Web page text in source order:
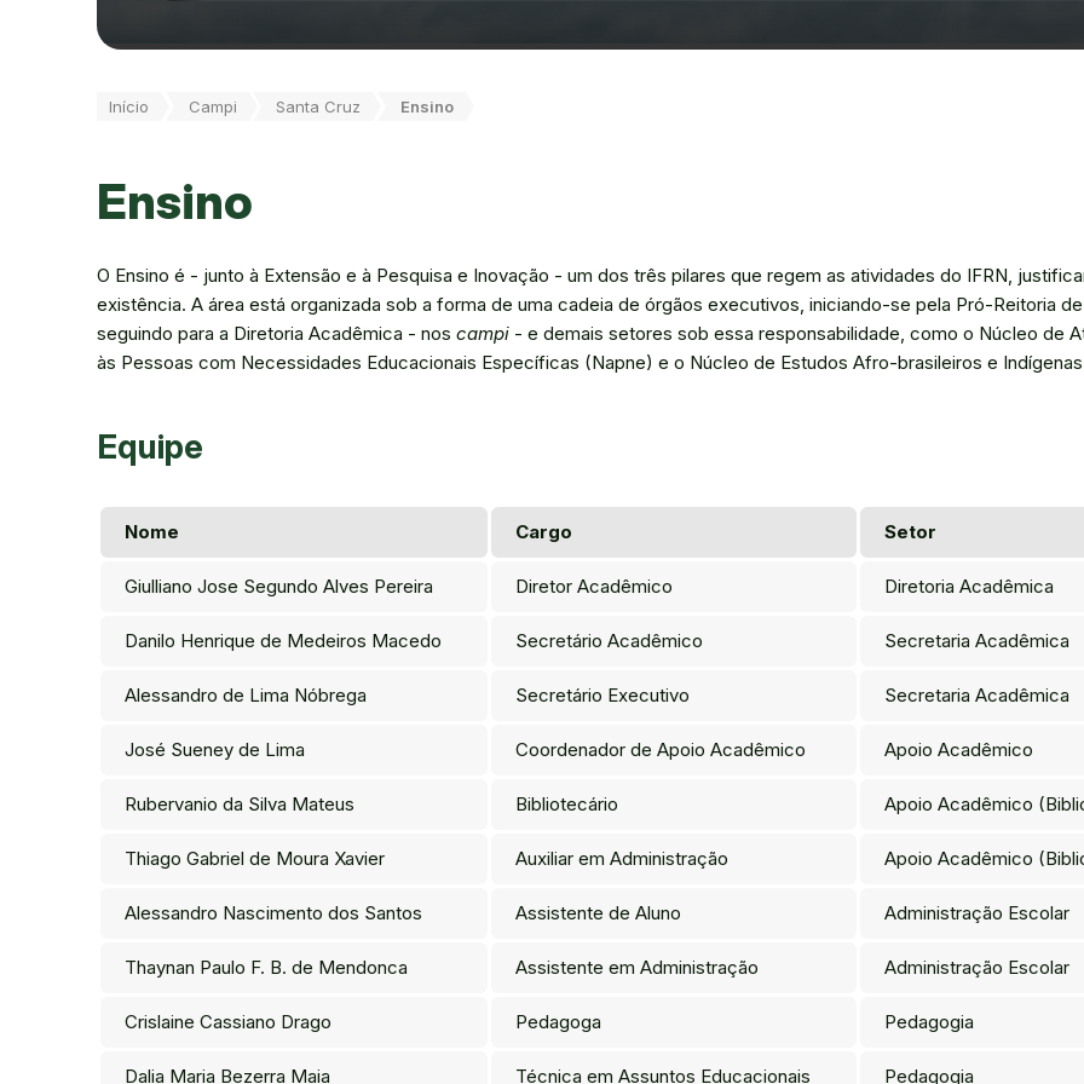
Você está aqui:
Início Campi Santa Cruz Ensino
Ensino
O Ensino é - junto à Extensão e à Pesquisa e Inovação - um dos três pilares que regem as atividades do IFRN,
existência. A área está organizada sob a forma de uma cadeia de órgãos executivos, iniciando-se pela Pró-Reitoria de
seguindo para a Diretoria Acadêmica - nos campi - e demais setores sob essa responsabilidade, como o Núcleo de
às Pessoas com Necessidades Educacionais Específicas (Napne) e o Núcleo de Estudos Afro-brasileiros e
Equipe
Nome Cargo Setor
Giulliano Jose Segundo Alves Pereira Diretor Acadêmico Diretoria Acadêmica
Danilo Henrique de Medeiros Macedo Secretário Acadêmico Secretaria Acadêmica
Alessandro de Lima Nóbrega Secretário Executivo Secretaria Acadêmica
José Sueney de Lima Coordenador de Apoio Acadêmico Apoio Acadêmico
Rubervanio da Silva Mateus Bibliotecário Apoio Acadêmico
Thiago Gabriel de Moura Xavier Auxiliar em Administração Apoio Acadêmico
Alessandro Nascimento dos Santos Assistente de Aluno Administração Escolar
Thaynan Paulo F. B. de Mendonca Assistente em Administração Administração Escolar
Crislaine Cassiano Drago Pedagoga Pedagogia
Dalia Maria Bezerra Maia Técnica em Assuntos Educacionais Pedagogia